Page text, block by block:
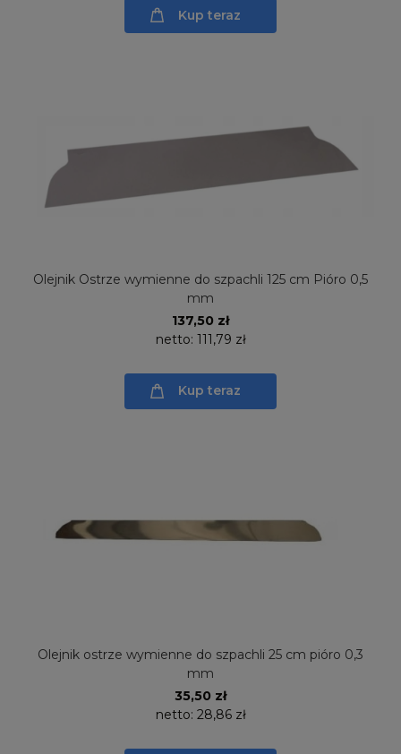
Kup teraz
Olejnik Ostrze wymienne do szpachli 125 cm Pióro 0,5
mm
137,50 zł
netto: 111,79 zł
Kup teraz
Olejnik ostrze wymienne do szpachli 25 cm pióro 0,3
mm
35,50 zł
netto: 28,86 zł